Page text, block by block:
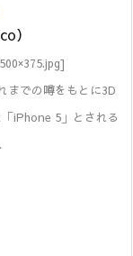
）
までの噂をもとに3D
iPhone 5」とされる